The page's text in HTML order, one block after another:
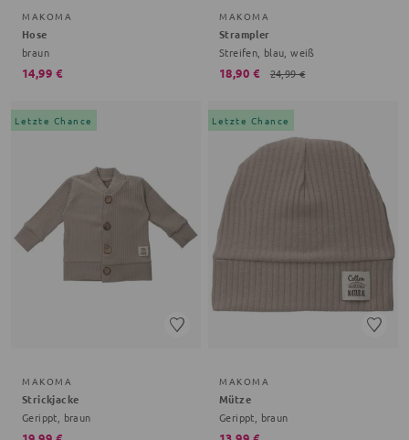
MAKOMA
Hose
braun
14,99 €
MAKOMA
Strampler
Streifen, blau, weiß
18,90 € 24,99 €
Letzte Chance
MAKOMA
Strickjacke
Gerippt, braun
Letzte Chance
MAKOMA
Mütze
Gerippt, braun